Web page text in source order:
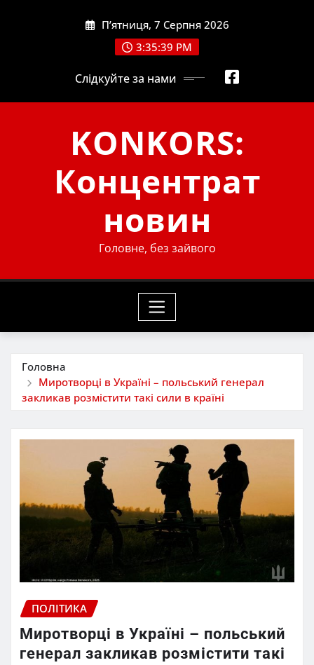
П’ятниця, 7 Серпня 2026
3:35:40 PM
Слідкуйте за нами
KONKORS:
Концентрат
новин
Головне, без зайвого
Головна
Миротворці в Україні – польський генерал
закликав розмістити такі сили в країні
ПОЛІТИКА
Миротворці в Україні – польський
генерал закликав розмістити такі